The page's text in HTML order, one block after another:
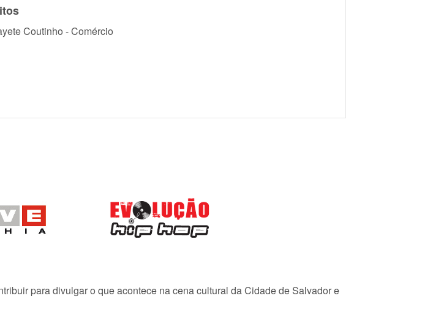
Coutinho - Comércio
para divulgar o que acontece na cena cultural da Cidade de Salvador e